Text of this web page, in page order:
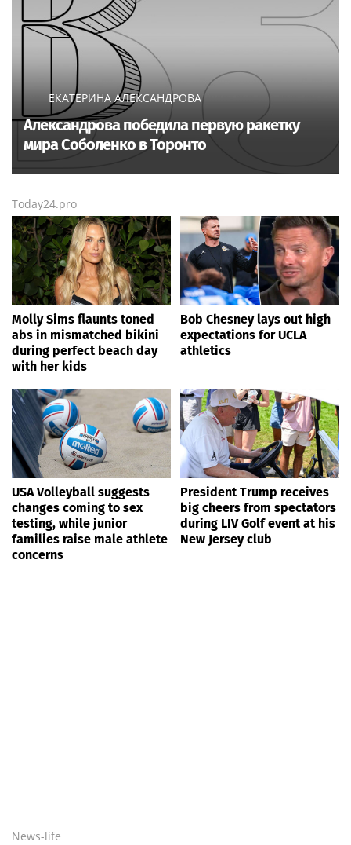
ЕКАТЕРИНА АЛЕКСАНДРОВА
Александрова победила первую ракетку
мира Соболенко в Торонто
Today24.pro
Molly Sims flaunts toned
abs in mismatched bikini
during perfect beach day
with her kids
Bob Chesney lays out high
expectations for UCLA
athletics
USA Volleyball suggests
changes coming to sex
testing, while junior
families raise male athlete
concerns
President Trump receives
big cheers from spectators
during LIV Golf event at his
New Jersey club
News-life